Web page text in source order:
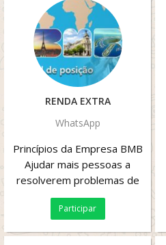
RENDA EXTRA
WhatsApp
Princípios da Empresa BMB
Ajudar mais pessoas a
resolverem problemas de
emprego, obter empregos
estáveis, aumentar a...
Participar